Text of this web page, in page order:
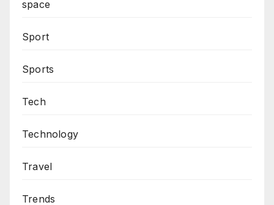
space
Sport
Sports
Tech
Technology
Travel
Trends